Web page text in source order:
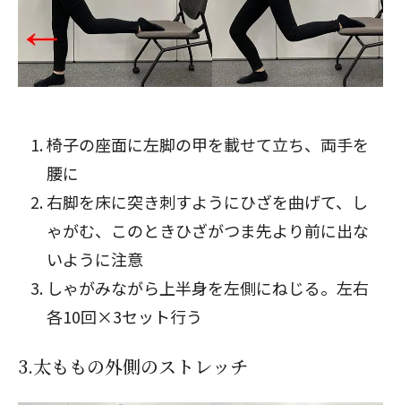
椅子の座面に左脚の甲を載せて立ち、両手を
腰に
右脚を床に突き刺すようにひざを曲げて、し
ゃがむ、このときひざがつま先より前に出な
いように注意
しゃがみながら上半身を左側にねじる。左右
各10回×3セット行う
3.太ももの外側のストレッチ